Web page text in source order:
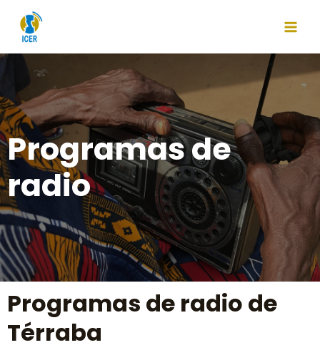
Programas de
radio
Programas de radio de
Térraba